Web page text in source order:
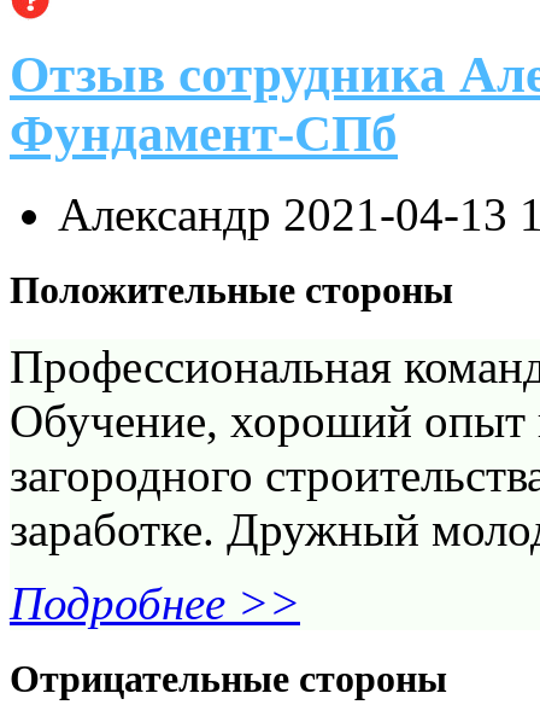
Отзыв сотрудника
Фундамент-СПб
Александр 2021-04-13
Положительные стороны
Профессиональная
Обучение, хороший опыт
загородного
заработке. Дружный
Подробнее >>
Отрицательные стороны